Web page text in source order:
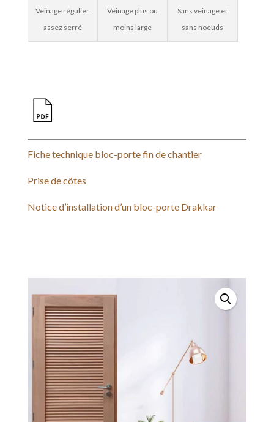
Veinage régulier
assez serré
Veinage plus ou
moins large
Sans veinage et
sans noeuds
Fiche technique bloc-porte fin de chantier
Prise de côtes
Notice d’installation d’un bloc-porte Drakkar